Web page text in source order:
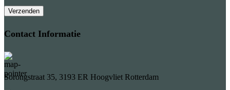
Contact Informatie
Sorongstraat 35, 3193 ER Hoogvliet Rotterdam